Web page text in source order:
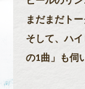
まだまだト
そして、ハ
の1曲」も伺